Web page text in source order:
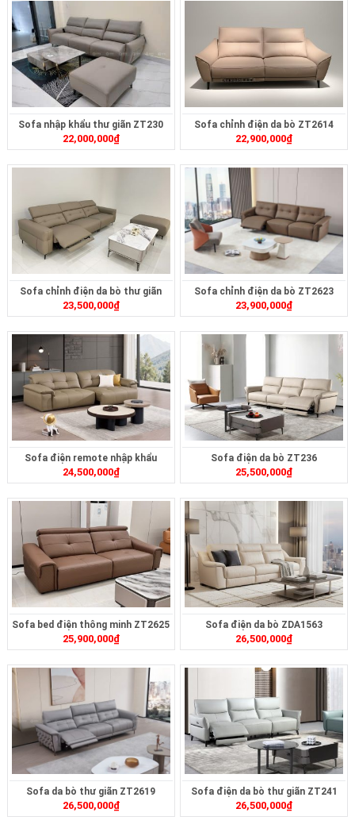
Sofa nhập khẩu thư giãn ZT230
22,000,000₫
Sofa chỉnh điện da bò ZT2614
22,900,000₫
Sofa chỉnh điện da bò thư giãn
ZT2622
23,500,000₫
Sofa chỉnh điện da bò ZT2623
23,900,000₫
Sofa điện remote nhập khẩu
ZT2620
24,500,000₫
Sofa điện da bò ZT236
25,500,000₫
Sofa bed điện thông minh ZT2625
25,900,000₫
Sofa điện da bò ZDA1563
26,500,000₫
Sofa da bò thư giãn ZT2619
26,500,000₫
Sofa điện da bò thư giãn ZT241
26,500,000₫